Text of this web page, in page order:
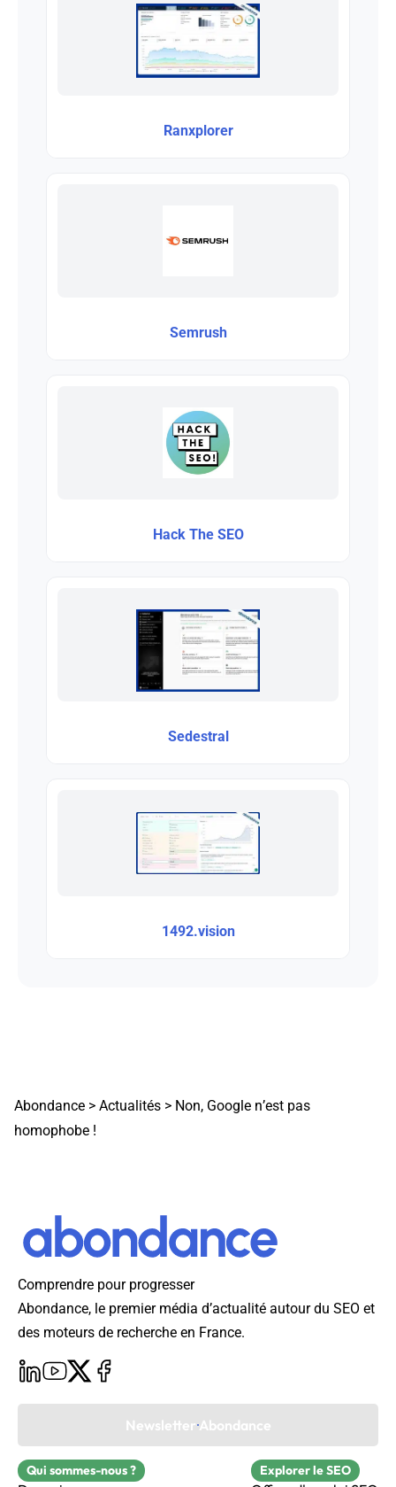
Ranxplorer
Semrush
Hack The SEO
Sedestral
1492.vision
Abondance > Actualités > Non, Google n’est pas
homophobe !
Comprendre pour progresser
Abondance, le premier média d’actualité autour du SEO et
des moteurs de recherche en France.
Newsletter Abondance
Qui sommes-nous ? Explorer le SEO